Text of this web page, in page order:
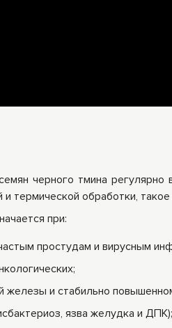
черного тмина
термической обработки, такое
при:
простудам и вирусным
и стабильно
язва желудка и ДПК);